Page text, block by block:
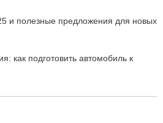
и полезные предложения для новых
как подготовить автомобиль к